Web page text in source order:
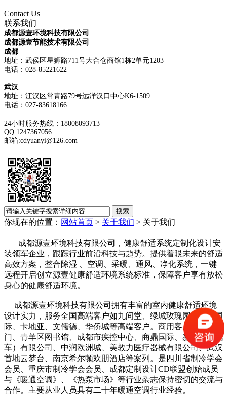
Contact Us
联系我们
成都源壹环境科技有限公司
成都源壹节能技术有限公司
成都
地址：武侯区星狮路711号大合仓商馆1栋2单元1203
电话：028-85221622
武汉
地址：江汉区常青路79号远洋汉口中心K6-1509
电话： 027-83618166
24小时服务热线：18008093713
QQ:1247367056
邮箱:cdyuanyi@126.com
你现在的位置： 网站首页 > 关于我们 > 关于我们
成都源壹环境科技有限公司，健康舒适系统定制化设计安
装领军企业，跟踪行业前沿科技与趋势。提供着眼未来的舒适
高效方案，整合除湿 、空调、采暖、通风、净化系统，一键
远程开启创立源壹健康舒适环境系统标准，保障客户享有放松
身心的健康舒适环境。
成都源壹环境科技有限公司拥有丰富的室内健康舒适环境
设计实力，服务全国高端客户如九间堂、绿城玫瑰园、麓山国
际、卡地亚、文儒德、华侨城等高端客户。商用客户如望江名
门、青羊区图书馆、成都市疾控中心、商鼎国际、赫斯可（汽
车）有限公司、中润欧洲城、美敦力医疗器械有限公司、武汉
首地云梦台、南京希尔顿欢朋酒店等案列。是四川省制冷学会
会员、重庆市制冷学会会员、成都定制设计CD联盟创始成员
与《暖通空调》、《热泵市场》等行业杂志保持密切的交流与
合作。主要从业人员具有二十年暖通空调行业经验。